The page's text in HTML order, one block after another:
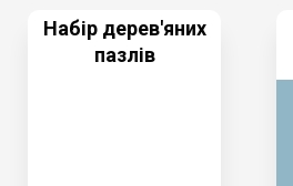
Набір дерев'яних
пазлів